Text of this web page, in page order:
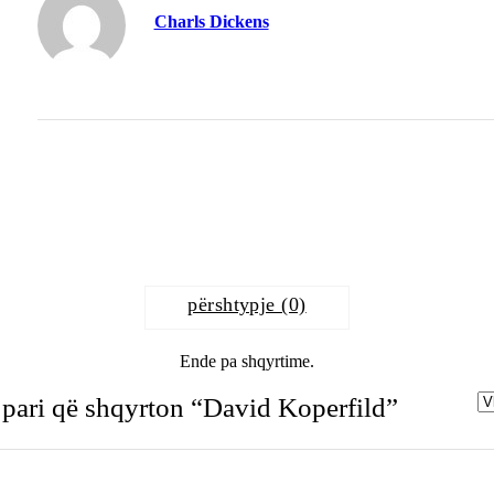
Charls Dickens
përshtypje (0)
Ende pa shqyrtime.
që shqyrton “David Koperfild”